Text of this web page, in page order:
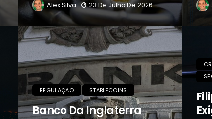
Alex Silva 23 De Julho De 2026
REGULAÇÃO STABLECOINS
Banco Da Inglaterra